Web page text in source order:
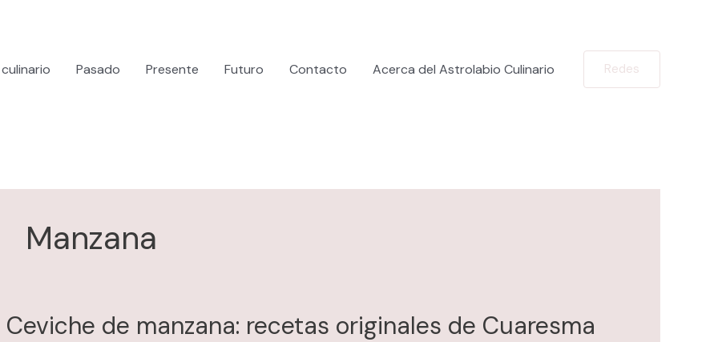
Pasado Presente Futuro Contacto Acerca del Astrolabio Culinario Redes
Manzana
Ceviche de manzana: recetas originales de Cuaresma